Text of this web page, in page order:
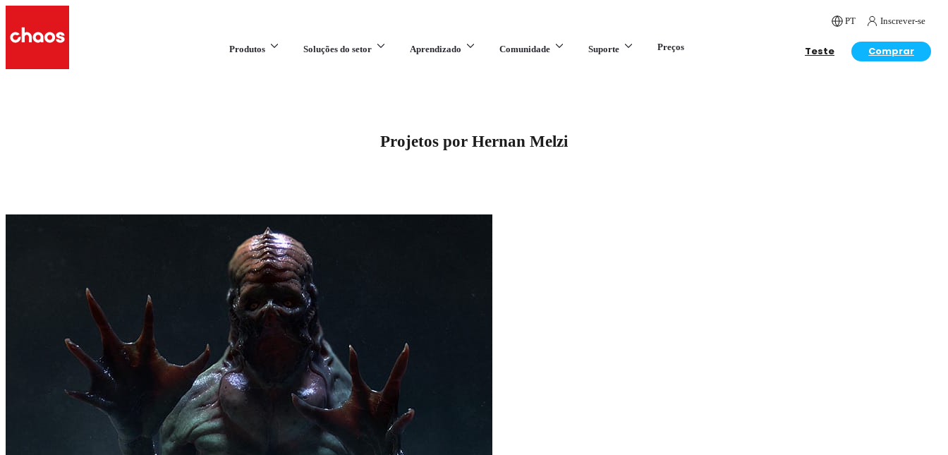
PT Inscrever-se
Produtos Soluções do setor Aprendizado Comunidade Suporte Preços Teste Comprar
Projetos por Hernan Melzi